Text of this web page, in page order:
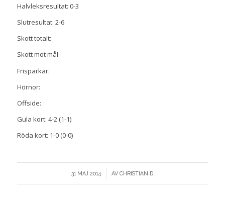
Halvleksresultat: 0-3
Slutresultat: 2-6
Skott totalt:
Skott mot mål:
Frisparkar:
Hörnor:
Offside:
Gula kort: 4-2 (1-1)
Röda kort: 1-0 (0-0)
31 MAJ 2014
/ AVCHRISTIAN D